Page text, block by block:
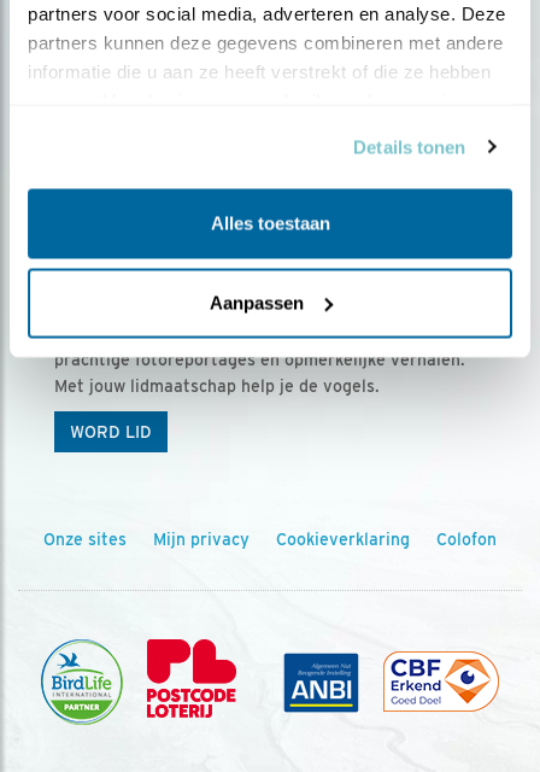
partners voor social media, adverteren en analyse. Deze
partners kunnen deze gegevens combineren met andere
informatie die u aan ze heeft verstrekt of die ze hebben
Details tonen
Alles toestaan
Aanpassen
Ontvang 5 x Vogels voor € 36,00 per jaar
Vogels is het tijdschrift voor onze leden, met
prachtige fotoreportages en opmerkelijke verhalen.
Met jouw lidmaatschap help je de vogels.
WORD LID
Onze sites Mijn privacy Cookieverklaring Colofon